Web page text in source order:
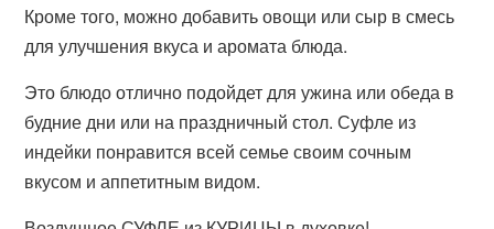
Кроме того, можно добавить овощи или сыр в смесь
для улучшения вкуса и аромата блюда.
Это блюдо отлично подойдет для ужина или обеда в
будние дни или на праздничный стол. Суфле из
индейки понравится всей семье своим сочным
вкусом и аппетитным видом.